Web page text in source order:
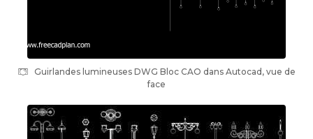
Guirlandes lumineuses DWG Bloc CAO dans Autocad, vue de
face